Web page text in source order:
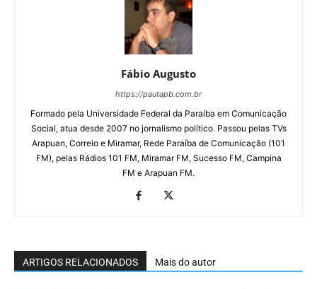
Fábio Augusto
https://pautapb.com.br
Formado pela Universidade Federal da Paraíba em Comunicação
Social, atua desde 2007 no jornalismo político. Passou pelas TVs
Arapuan, Correio e Miramar, Rede Paraíba de Comunicação (101
FM), pelas Rádios 101 FM, Miramar FM, Sucesso FM, Campina
FM e Arapuan FM.
ARTIGOS RELACIONADOS Mais do autor